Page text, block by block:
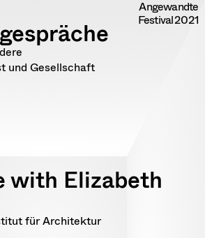
Angewandte
Festival2021
und Gesellschaft
with Elizabeth
für Architektur